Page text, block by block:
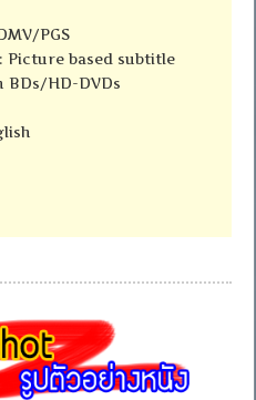
PGS
Picture based subtitle
HD-DVDs